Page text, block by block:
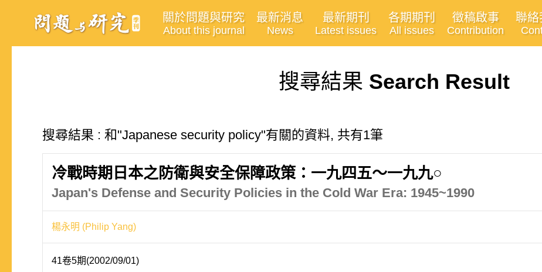
關於問題與研究
About this journal
最新消息
News
最新期刊
Latest issues
各期期刊
All issues
徵稿啟事
Contribution
聯絡
搜尋結果 Search Result
搜尋結果 : 和"Japanese security policy"有關的資料, 共有1筆
冷戰時期日本之防衛與安全保障政策：一九四五～一九九○
Japan's Defense and Security Policies in the Cold War Era: 1945~1990
楊永明 (Philip Yang)
41卷5期(2002/09/01)